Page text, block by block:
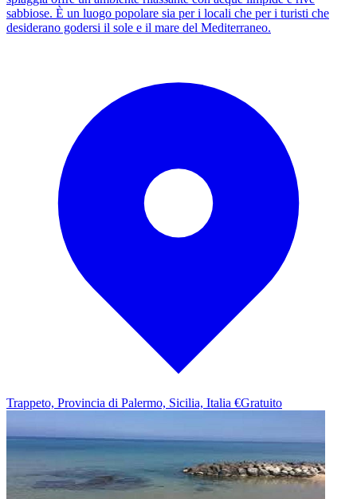
sabbiose. È un luogo popolare sia per i locali che per i turisti che
desiderano godersi il sole e il mare del Mediterraneo.
Trappeto, Provincia di Palermo, Sicilia, Italia €Gratuito